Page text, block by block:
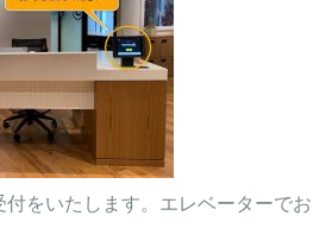
付をいたします。エレベーターでお